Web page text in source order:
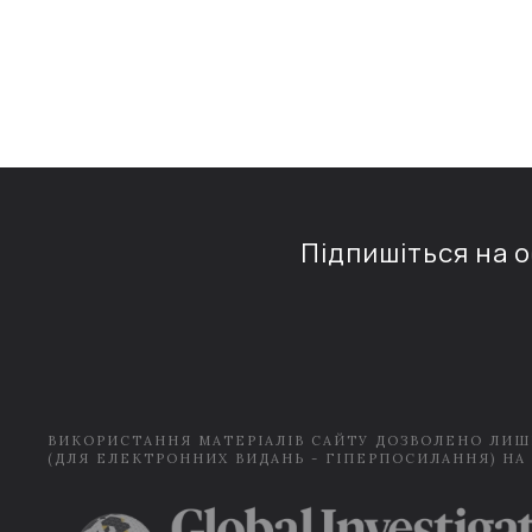
Підпишіться на
ВИКОРИСТАННЯ МАТЕРІАЛІВ САЙТУ ДОЗВОЛЕНО
(ДЛЯ ЕЛЕКТРОННИХ ВИДАНЬ - ГІПЕРПОСИЛАННЯ) НА